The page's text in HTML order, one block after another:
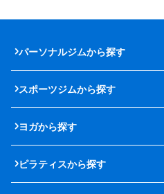
パーソナルジムから探す
スポーツジムから探す
ヨガから探す
ピラティスから探す